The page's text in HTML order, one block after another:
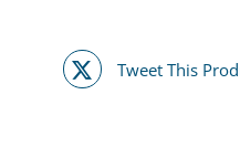
Tweet This